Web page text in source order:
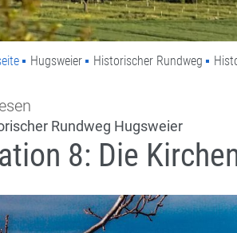
der Stadt Lahr
Auftritt
Auftritt
Kanal
Hugsweier Historischer Rundweg
Rundweg Hugsweier
8: Die